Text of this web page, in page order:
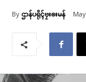
By ဌာန်ပရိုၚ်ဗၠးၜးမန်